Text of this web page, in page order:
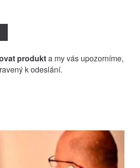
produkta my vás upozorníme,
k odeslání.